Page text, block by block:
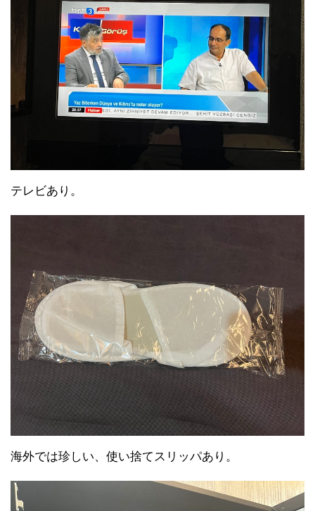
テレビあり。
海外では珍しい、使い捨てスリッパあり。